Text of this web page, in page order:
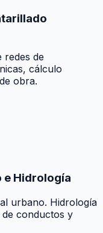
redes de
cálculo
obra.
e Hidrología
urbano. Hidrología
de conductos y